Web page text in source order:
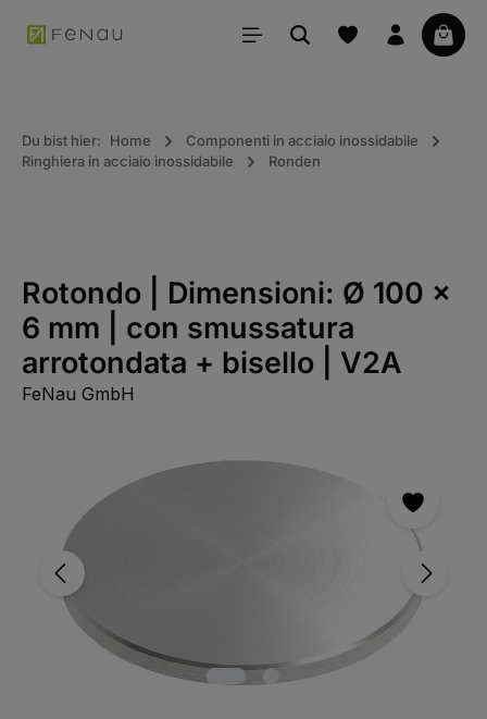
principale Il
Du bist hier: Home
Componenti in acciaio inossidabile
Ringhiera in acciaio inossidabile
Ronden
Rotondo | Dimensioni: Ø 100 x
6 mm | con smussatura
arrotondata + bisello | V2A
FeNau GmbH
Salta la galleria immagini